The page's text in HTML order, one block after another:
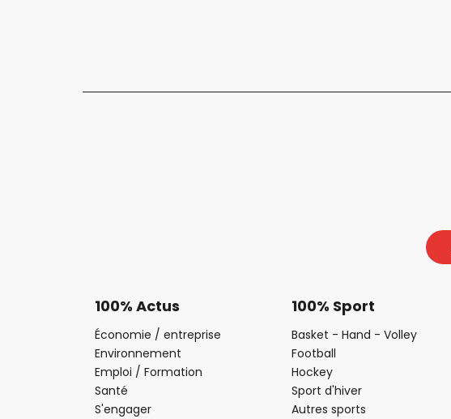
100% Actus
Économie / entreprise
Environnement
Emploi / Formation
Santé
S'engager
100% Sport
Basket - Hand - Volley
Football
Hockey
Sport d'hiver
Autres sports